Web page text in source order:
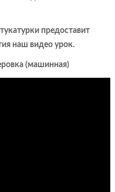
предоставит
наш видео урок.
(машинная)